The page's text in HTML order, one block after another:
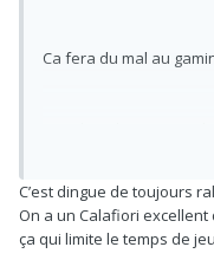
Ca fera du mal au
Il y a un manque de
meilleurs joueurs la
C’est dingue de toujours
On a un Calafiori
ça qui limite le temps de